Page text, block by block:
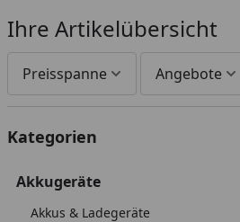
Ihre Artikelübersicht
Preisspanne Angebote
Kategorien
Akkugeräte
Akkus & Ladegeräte